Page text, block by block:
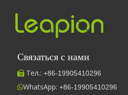
Связаться с нами
 Тел.: +86-19905410296
WhatsApp: +86-19905410296